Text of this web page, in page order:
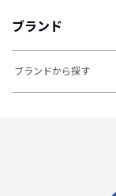
ブランド
ブランドから探す